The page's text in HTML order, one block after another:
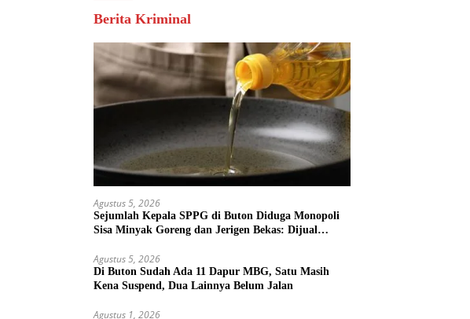
Berita Kriminal
Agustus 5, 2026
Sejumlah Kepala SPPG di Buton Diduga Monopoli
Sisa Minyak Goreng dan Jerigen Bekas: Dijual
Agustus 5, 2026
Di Buton Sudah Ada 11 Dapur MBG, Satu Masih
Kena Suspend, Dua Lainnya Belum Jalan
Agustus 1, 2026